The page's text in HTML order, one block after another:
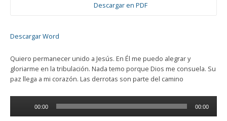
Descargar en PDF
Descargar Word
Quiero permanecer unido a Jesús. En Él me puedo alegrar y
gloriarme en la tribulación. Nada temo porque Dios me consuela. Su
paz llega a mi corazón. Las derrotas son parte del camino
00:00 00:00